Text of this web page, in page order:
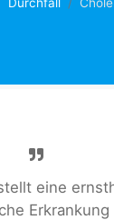
eine
Erkrankung